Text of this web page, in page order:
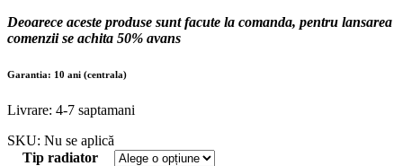
Deoarece aceste produse sunt facute la comanda, pentru lansarea
comenzii se achita 50% avans
Garantia: 10 ani (centrala)
Livrare: 4-7 saptamani
SKU: Nu se aplică
Tip radiator